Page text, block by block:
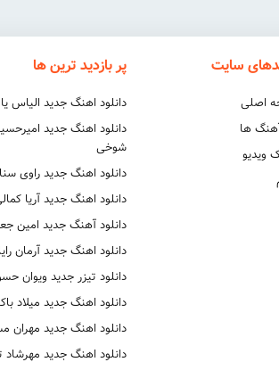
سایت
اصلی
ها
ویدیو
پر بازدید ترین ها
دانلود اهنگ جدید الیاس
دانلود اهنگ جدید
شوخی
دانلود اهنگ جدید راوی
دانلود اهنگ جدید آریا
دانلود آهنگ جدید امین
دانلود اهنگ جدید آرمان
دانلود تیزر جدید ویوان
دانلود اهنگ جدید میلاد
دانلود اهنگ جدید مهران
دانلود اهنگ جدید مهرشاد